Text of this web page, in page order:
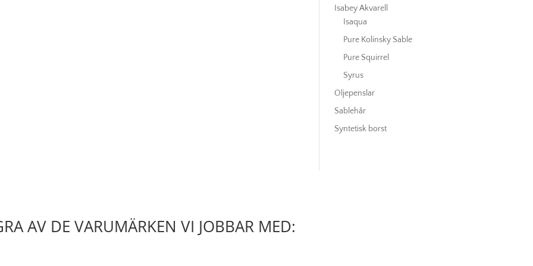
Isabey Akvarell
Isaqua
Pure Kolinsky Sable
Pure Squirrel
Syrus
Oljepenslar
Sablehår
Syntetisk borst
AV DE VARUMÄRKEN VI JOBBAR MED: